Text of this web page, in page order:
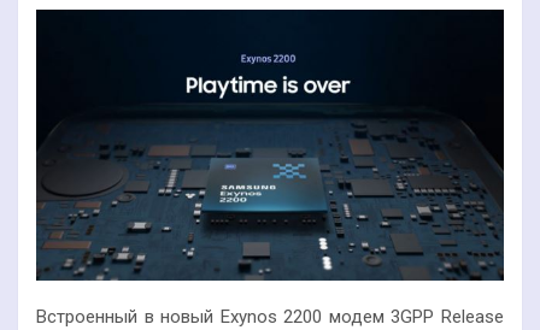
Встроенный в новый Exynos 2200 модем 3GPP Release